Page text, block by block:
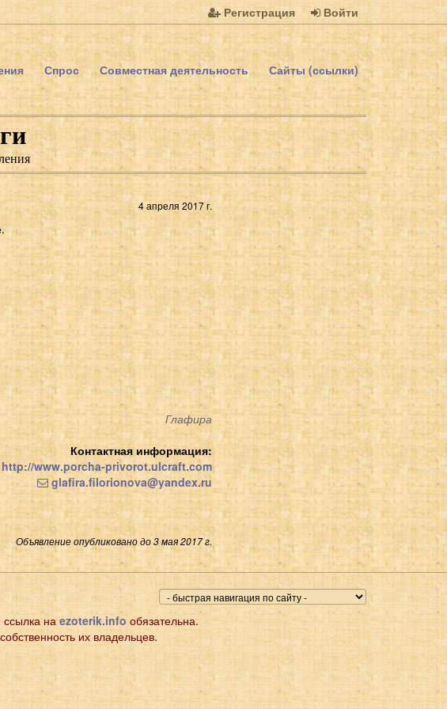
Регистрация Войти
Спрос Совместная деятельность Сайты (ссылки)
4 апреля 2017 г.
Глафира
Контактная информация:
http://www.porcha-privorot.ulcraft.com
glafira.filorionova@yandex.ru
Объявление опубликовано до 3 мая 2017 г.
ссылка наezoterik.info обязательна.
их владельцев.